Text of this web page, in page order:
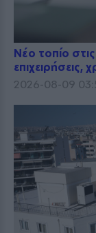
Νέο τοπίο
επιχειρήσεις,
2026-08-09